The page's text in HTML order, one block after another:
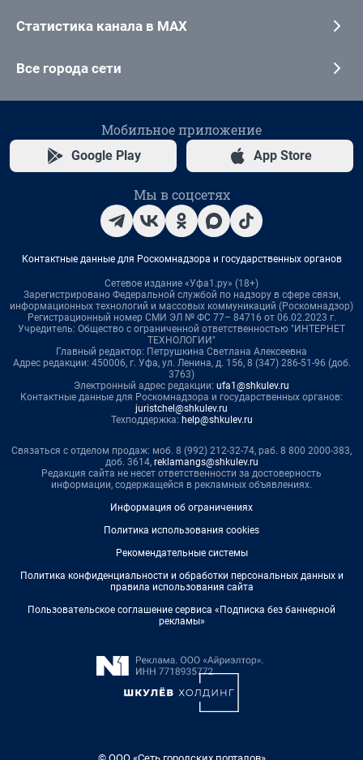
Статистика канала в MAX
Все города сети
Мобильное приложение
Google Play App Store
Мы в соцсетях
Контактные данные для Роскомнадзора и государственных органов
Сетевое издание «Уфа1.ру» (18+)
Зарегистрировано Федеральной службой по надзору в сфере связи,
информационных технологий и массовых коммуникаций (Роскомнадзор)
Регистрационный номер СМИ ЭЛ № ФС 77– 84716 от 06.02.2023 г.
Учредитель: Общество с ограниченной ответственностью "ИНТЕРНЕТ
ТЕХНОЛОГИИ"
Главный редактор: Петрушкина Светлана Алексеевна
Адрес редакции: 450006, г. Уфа, ул. Ленина, д. 156, 8 (347) 286-51-96 (доб.
3763)
Электронный адрес редакции: ufa1@shkulev.ru
Контактные данные для Роскомнадзора и государственных органов:
juristchel@shkulev.ru
Техподдержка: help@shkulev.ru
Связаться с отделом продаж: моб. 8 (992) 212-32-74, раб. 8 800 2000-383,
доб. 3614, reklamangs@shkulev.ru
Редакция сайта не несет ответственности за достоверность
информации, содержащейся в рекламных объявлениях.
Информация об ограничениях
Политика использования cookies
Рекомендательные системы
Политика конфиденциальности и обработки персональных данных и
правила использования сайта
Пользовательское соглашение сервиса «Подписка без баннерной
рекламы»